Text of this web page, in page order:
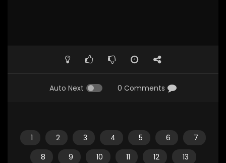
Auto Next 0 Comments
1 2 3 4 5 6
7
8
9 10 11 12
13